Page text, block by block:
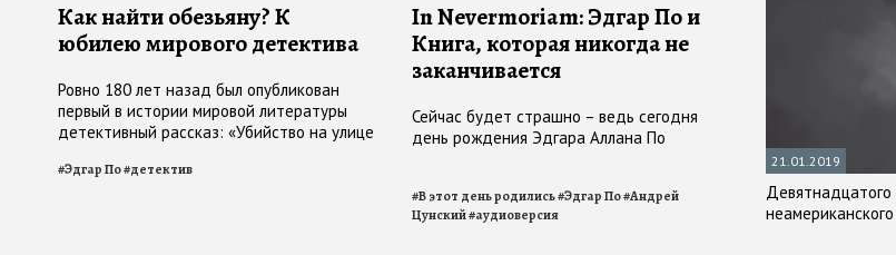
Как найти обезьяну? К
юбилею мирового детектива
Ровно 180 лет назад был опубликован
первый в истории мировой литературы
детективный рассказ: «Убийство на улице
#Эдгар По#детектив
In Nevermoriam: Эдгар По и
Книга, которая никогда не
заканчивается
Сейчас будет страшно – ведь сегодня
день рождения Эдгара Аллана По
#В этот день родились#Эдгар По#Андрей
Цунский#аудиоверсия
21.01.2019
Девятнадцатого